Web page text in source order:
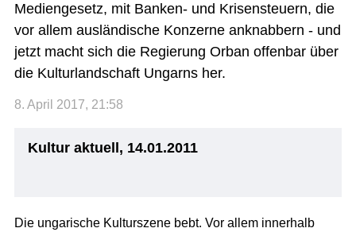
Mediengesetz, mit Banken- und Krisensteuern, die
vor allem ausländische Konzerne anknabbern - und
jetzt macht sich die Regierung Orban offenbar über
die Kulturlandschaft Ungarns her.
8. April 2017, 21:58
Kultur aktuell, 14.01.2011
Die ungarische Kulturszene bebt. Vor allem innerhalb